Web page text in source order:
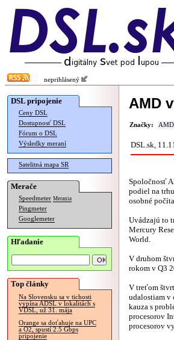
neprihlásený
DSL pripojenie
Ceny DSL
Dostupnosť DSL
Fórum o DSL
Výsledky meraní
Satelitná mapa SR
Merače
Speedmeter Merania
Pingmeter
Googlemeter
Hľadanie
Top články
Na Slovensku sa v tichosti
vypína ADSL v lokalitách s
VDSL, už 31. mája
Orange sa doťahuje na UPC
a O2, spustí 2.5 Gbps
pripojenie
AMD
Značky: AMD
DSL.sk,
Spoločnosť
podiel na
osobné
Uvádzajú to
Mercury
World.
V druhom
rokom v Q3
V treťom
udalostiam v
kauza s
procesorov
procesorov